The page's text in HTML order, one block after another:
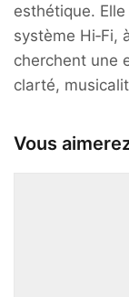
esthétique.
système Hi‑Fi,
cherchent une
clarté,
Vous